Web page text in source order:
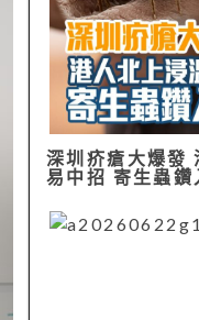
深圳疥瘡大爆發
易中招 寄生蟲鑽